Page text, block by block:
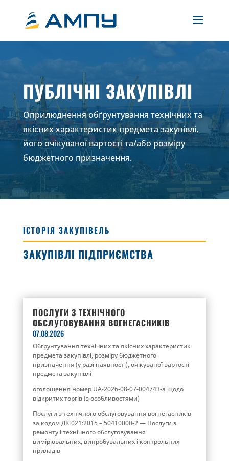
ПУБЛІЧНІ ЗАКУПІВЛІ
Оприлюднення обґрунтування технічних та
якісних характеристик предмета закупівлі,
його очікуваної вартості та/або розміру
бюджетного призначення.
ІСТОРІЯ ЗАКУПІВЕЛЬ
ЗАКУПІВЛІ ПІДПРИЄМСТВА
ПОСЛУГИ З ТЕХНІЧНОГО
ОБСЛУГОВУВАННЯ ВОГНЕГАСНИКІВ
07.08.2026
Обґрунтування технічних та якісних характеристик
предмета закупівлі, розміру бюджетного
призначення (у разі наявності), очікуваної вартості
предмета закупівлі
оголошення номер UA-2026-08-07-004743-a щодо
відкритих торгів (з особливостями)
Послуги з технічного обслуговування вогнегасників
за кодом ДК 021:2015 – 50410000-2 — Послуги з
ремонту і технічного обслуговування
вимірювальних, випробувальних і контрольних
приладів